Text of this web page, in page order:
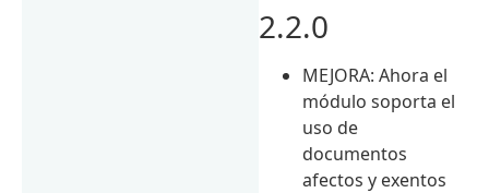
2.2.0
MEJORA: Ahora el
módulo soporta el
uso de
documentos
afectos y exentos